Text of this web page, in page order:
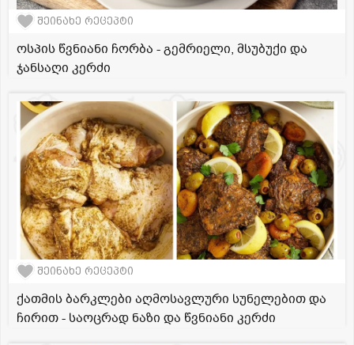
შეინახე რეცეპტი
ოსპის წვნიანი ჩორბა - გემრიელი, მსუბუქი და
ჯანსაღი კერძი
შეინახე რეცეპტი
ქათმის ბარკლები აღმოსავლური სუნელებით და
ჩირით - საოცრად ნაზი და წვნიანი კერძი